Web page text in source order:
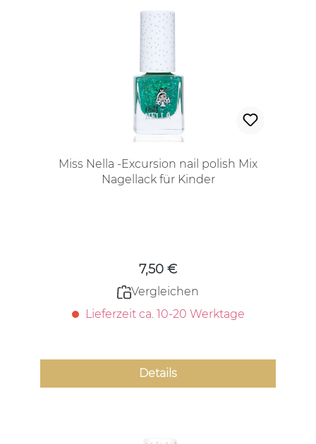
Miss Nella -Excursion nail polish Mix
Nagellack für Kinder
7,50 €
Vergleichen
Lieferzeit ca. 10-20 Werktage
Details